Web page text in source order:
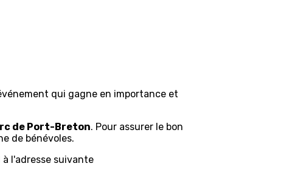
qui gagne en importance et
de Port-Breton. Pour assurer le bon
de bénévoles.
à l'adresse suivante